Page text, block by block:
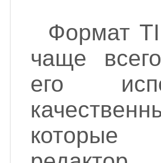
Формат
чаще
его
которые